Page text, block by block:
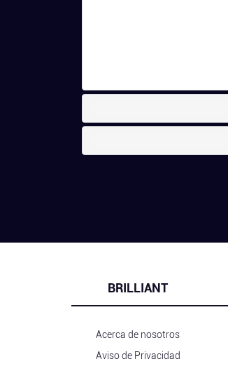
BRILLIANT
Acerca de nosotros
Aviso de Privacidad